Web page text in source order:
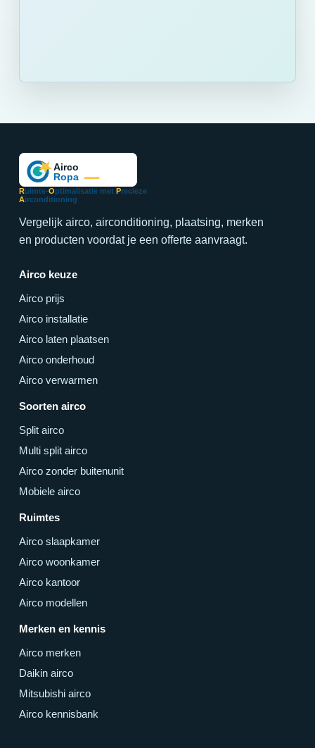
Ruimte-Optimalisatie met Precieze
Airconditioning
Vergelijk airco, airconditioning, plaatsing, merken
en producten voordat je een offerte aanvraagt.
Airco keuze
Airco prijs
Airco installatie
Airco laten plaatsen
Airco onderhoud
Airco verwarmen
Soorten airco
Split airco
Multi split airco
Airco zonder buitenunit
Mobiele airco
Ruimtes
Airco slaapkamer
Airco woonkamer
Airco kantoor
Airco modellen
Merken en kennis
Airco merken
Daikin airco
Mitsubishi airco
Airco kennisbank